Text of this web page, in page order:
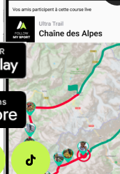
Distance Semi/